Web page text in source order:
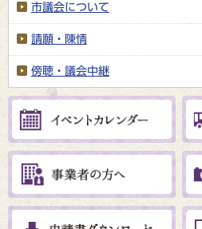
市議会について
請願・陳情
傍聴・議会中継